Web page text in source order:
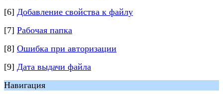
[6] Добавление свойства к файлу
[7] Рабочая папка
[8] Ошибка при авторизации
[9] Дата выдачи файла
Навигация